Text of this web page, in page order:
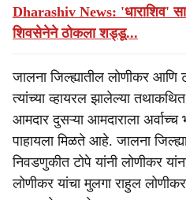
Dharashiv News: 'धाराशिव'
शिवसेनेने ठोकला शड्डू...
जालना जिल्ह्यातील लोणीकर आणि
त्यांच्या व्हायरल झालेल्या
आमदार दुसऱ्या आमदाराला अर्वाच्च
पाहायला मिळते आहे. जालना
निवडणुकीत टोपे यांनी लोणीकर
लोणीकर यांचा मुलगा राहुल